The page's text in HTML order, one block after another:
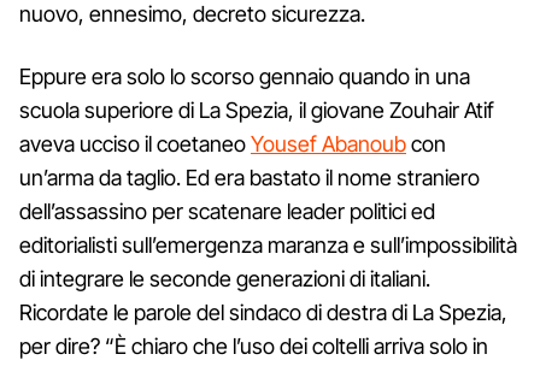
nuovo, ennesimo, decreto sicurezza.
Eppure era solo lo scorso gennaio quando in una
scuola superiore di La Spezia, il giovane Zouhair Atif
aveva ucciso il coetaneoYousef Abanoubcon
un’arma da taglio. Ed era bastato il nome straniero
dell’assassino per scatenare leader politici ed
editorialisti sull’emergenza maranza e sull’impossibilità
di integrare le seconde generazioni di italiani.
Ricordate le parole del sindaco di destra di La Spezia,
per dire? “È chiaro che l’uso dei coltelli arriva solo in